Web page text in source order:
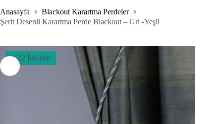
Anasayfa
Blackout Karartma Perdeler
Şerit Desenli Karartma Perde Blackout – Gri -Yeşil
%22 İndirim